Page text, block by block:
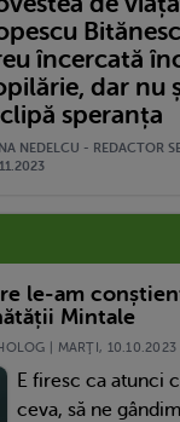
încercată
dar nu
speranța
NEDELCU - REDACTOR
le-am
Mintale
| MARŢI, 10.10.2023
E firesc ca atunci
ceva, să ne